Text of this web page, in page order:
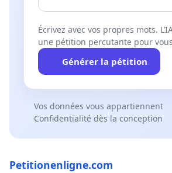
Écrivez avec vos propres mots.
une pétition percutante pour
Générer la pétition
Vos données vous appartiennent
Confidentialité dès la conception
Petitionenligne.com